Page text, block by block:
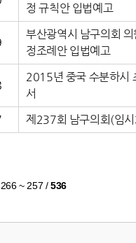
정 규칙안 입법예고
부산광역시 남구의회
정조례안 입법예고
2015년 중국 수분하시
서
제237회 남구의회(임
266 ~ 257 /536